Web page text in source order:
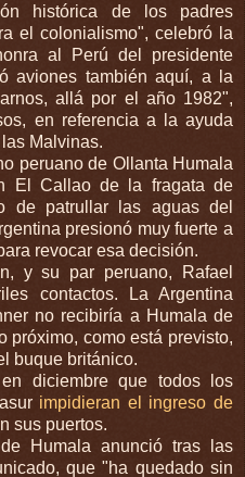
histórica de los padres
el colonialismo", celebró la
al Perú del presidente
aviones también aquí, a la
allá por el año 1982",
en referencia a la ayuda
Malvinas.
peruano de Ollanta Humala
El Callao de la fragata de
de patrullar las aguas del
presionó muy fuerte a
revocar esa decisión.
y su par peruano, Rafael
contactos. La Argentina
no recibiría a Humala de
próximo, como está previsto,
buque británico.
diciembre que todos los
impidieran el ingreso de
sus puertos.
Humala anunció tras las
que "ha quedado sin